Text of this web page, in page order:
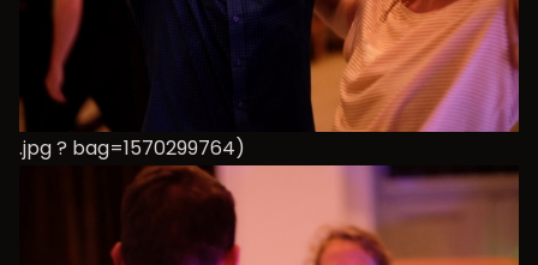
.jpg ? bag=1570299764)